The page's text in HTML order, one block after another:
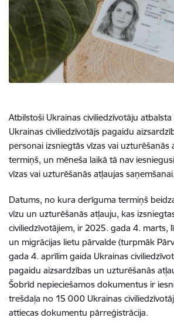
Atbilstoši Ukrainas civiliedzīvotāju
Ukrainas civiliedzīvotājs pagaidu
personai izsniegtās vīzas vai uzturēšanās
termiņš, un mēneša laikā tā nav
vīzas vai uzturēšanās atļaujas saņemšanai.
Datums, no kura derīguma termiņš
vīzu un uzturēšanās atļauju, kas
civiliedzīvotājiem, ir 2025. gada 4. marts,
un migrācijas lietu pārvalde (turpmāk
gada 4. aprīlim gaida Ukrainas
pagaidu aizsardzības un uzturēšanās
Šobrīd nepieciešamos dokumentus ir
trešdaļa no 15 000 Ukrainas
attiecas dokumentu pārreģistrācija.